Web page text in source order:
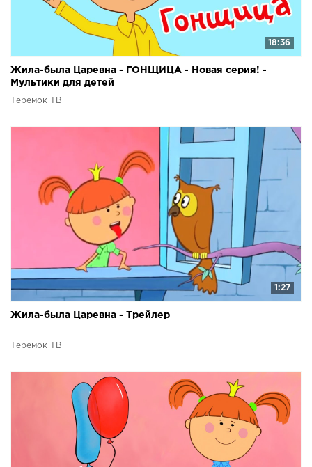
18:36
Жила-была Царевна - ГОНЩИЦА - Новая серия! -
Мультики для детей
Теремок ТВ
1:27
Жила-была Царевна - Трейлер
Теремок ТВ